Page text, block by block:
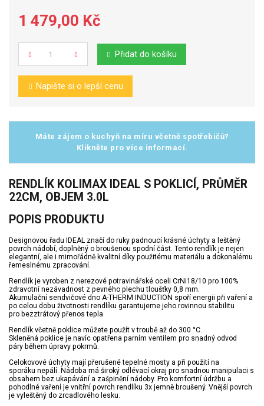
1 479,00 Kč
Počet Přidat do košíku
Napište si o lepší cenu
Máte zájem o kuchyň na míru včetně spotřebičů?
Klikněte pro více informací.
RENDLÍK KOLIMAX IDEAL S POKLICÍ, PRŮMĚR
22CM, OBJEM 3.0L
POPIS PRODUKTU
Designovou řadu IDEAL značí do ruky padnoucí krásné úchyty a leštěný
povrch nádobí, doplněný o broušenou spodní část. Tento rendlík je nejen
elegantní, ale i mimořádně kvalitní díky použitému materiálu a dokonalému
řemeslnému zpracování.
Rendlík je vyroben z nerezové potravinářské oceli CrNi18/10 pro 100%
zdravotní nezávadnost z pevného plechu tloušťky 0,8 mm.
Akumulační sendvičové dno A-THERM INDUCTION spoří energii při vaření a
po celou dobu životnosti rendlíku garantujeme jeho rovinnou stabilitu
pro bezztrátový přenos tepla.
Rendlík včetně poklice můžete použít v troubě až do 300 °C.
Skleněná poklice je navíc opatřena parním ventilem pro snadný odvod
páry během úpravy pokrmů.
Celokovové úchyty mají přerušené tepelné mosty a při použití na
sporáku nepálí. Nádoba má široký odlévací okraj pro snadnou manipulaci s
obsahem bez ukapávání a zašpinění nádoby. Pro komfortní údržbu a
pohodlné vaření je vnitřní povrch rendlíku 3x jemně broušený. Vnější povrch
je vyleštěný do zrcadlového lesku.